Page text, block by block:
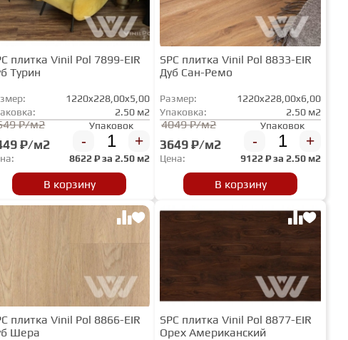
плитка Vinil Pol 7899-EIR
Турин
1220x228,00x5,00
2.50 м2
₽/м2
₽/м2
Упаковок
- +
8622₽ за2.50 м2
В корзину
SPC плитка Vinil Pol 8833-EIR
Дуб Сан-Ремо
Размер:
1220x228,00x6,00
Упаковка:
2.50 м2
4049 ₽/м2
3649 ₽/м2
Упаковок
- +
Цена: 9122₽ за2.50 м2
В корзину
плитка Vinil Pol 8866-EIR
Шера
SPC плитка Vinil Pol 8877-EIR
Орех Американский